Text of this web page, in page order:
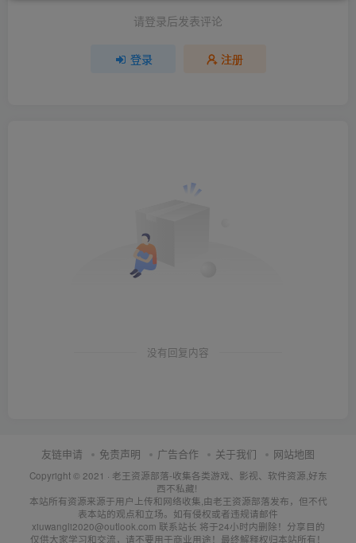
请登录后发表评论
登录 注册
没有回复内容
友链申请 免责声明 广告合作 关于我们 网站地图
Copyright © 2021 · 老王资源部落-收集各类游戏、影视、软件资源,好东
西不私藏!
本站所有资源来源于用户上传和网络收集,由老王资源部落发布，但不代
表本站的观点和立场。如有侵权或者违规请邮件
xiuwangli2020@outlook.com 联系站长 将于24小时内删除！分享目的
仅供大家学习和交流，请不要用于商业用途！最终解释权归本站所有！